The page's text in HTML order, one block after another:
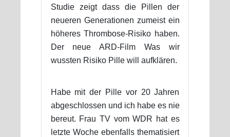
Studie zeigt dass die Pillen der
neueren Generationen zumeist ein
höheres Thrombose-Risiko haben.
Der neue ARD-Film Was wir
wussten Risiko Pille will aufklären.
Habe mit der Pille vor 20 Jahren
abgeschlossen und ich habe es nie
bereut. Frau TV vom WDR hat es
letzte Woche ebenfalls thematisiert